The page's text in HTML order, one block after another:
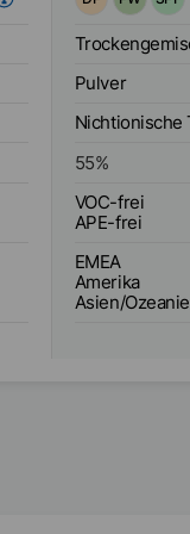
verbessert
Pigmente und
an der
verhindert der
auch
Pulver
Nichtionische
55%
VOC-frei
APE-frei
EMEA
Amerika
Asien/